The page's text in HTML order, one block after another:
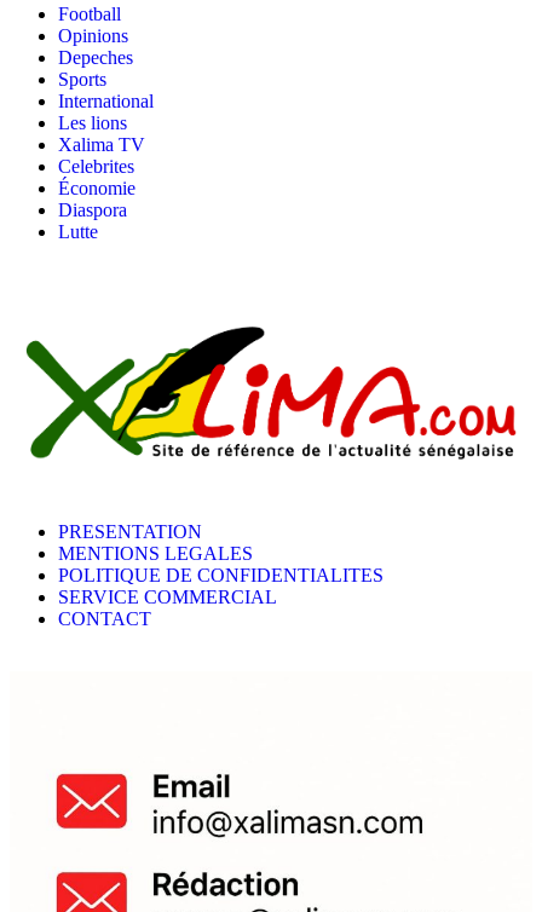
Football
Opinions
Depeches
Sports
International
Les lions
Xalima TV
Celebrites
Économie
Diaspora
Lutte
PRESENTATION
MENTIONS LEGALES
POLITIQUE DE CONFIDENTIALITES
SERVICE COMMERCIAL
CONTACT